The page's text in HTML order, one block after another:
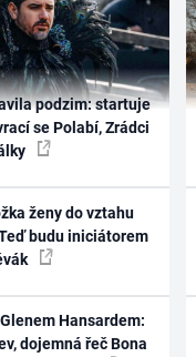
podzim: startuje
se Polabí, Zrádci
ženy do vztahu
budu iniciátorem
Hansardem:
dojemná řeč Bona